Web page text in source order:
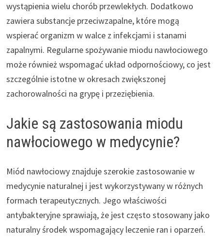
wystąpienia wielu chorób przewlekłych. Dodatkowo
zawiera substancje przeciwzapalne, które mogą
wspierać organizm w walce z infekcjami i stanami
zapalnymi. Regularne spożywanie miodu nawłociowego
może również wspomagać układ odpornościowy, co jest
szczególnie istotne w okresach zwiększonej
zachorowalności na grypę i przeziębienia.
Jakie są zastosowania miodu
nawłociowego w medycynie?
Miód nawłociowy znajduje szerokie zastosowanie w
medycynie naturalnej i jest wykorzystywany w różnych
formach terapeutycznych. Jego właściwości
antybakteryjne sprawiają, że jest często stosowany jako
naturalny środek wspomagający leczenie ran i oparzeń.